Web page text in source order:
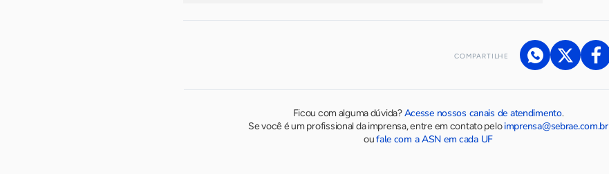
COMPARTILHE
Ficou com alguma dúvida?Acesse nossos canais de atendimento.
Se você é um profissional da imprensa, entre em contato peloimprensa@sebrae.com.br
oufale com a ASN em cada UF